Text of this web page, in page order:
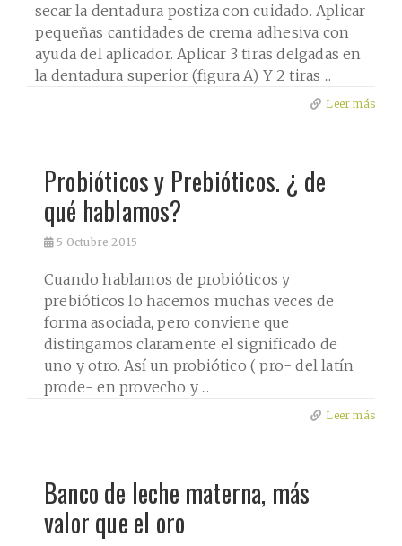
secar la dentadura postiza con cuidado. Aplicar
pequeñas cantidades de crema adhesiva con
ayuda del aplicador. Aplicar 3 tiras delgadas en
la dentadura superior (figura A) Y 2 tiras ...
Leer más
Probióticos y Prebióticos. ¿ de
qué hablamos?
5 Octubre 2015
Cuando hablamos de probióticos y
prebióticos lo hacemos muchas veces de
forma asociada, pero conviene que
distingamos claramente el significado de
uno y otro. Así un probiótico ( pro- del latín
prode- en provecho y ...
Leer más
Banco de leche materna, más
valor que el oro